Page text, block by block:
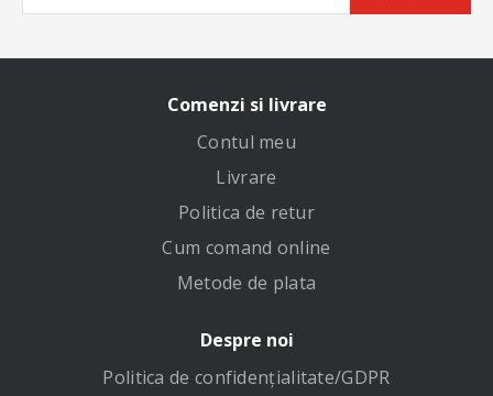
Comenzi si livrare
Contul meu
Livrare
Politica de retur
Cum comand online
Metode de plata
Despre noi
Politica de confidenţialitate/GDPR